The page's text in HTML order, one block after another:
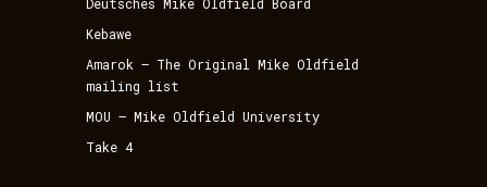
Kebawe
Amarok – The Original Mike Oldfield
mailing list
MOU – Mike Oldfield University
Take 4